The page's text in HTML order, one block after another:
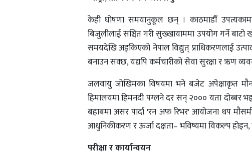
केही घोषणा समयानुकूल छन् । काठमाडौँ उपत्यकामा
बिजुलीलाई सञ्चित गरी सुख्खायाममा उपयोग गर्ने बाटो
समयदेखि अड्किएको नेपाल विद्युत् प्राधिकरणलाई
बनाउन सक्छ, यद्यपि कर्मचारीको सेवा सुरक्षा र ऋण
जलवायु जोखिमका विषयमा भने बजेट अपेक्षाकृत
हिमालयमा हिमनदी पग्लने दर सन् २००० यता दोब्बर
बहाबमा असर पार्दा 'रन अफ रिभर' आयोजना थप
आधुनिकीकरण र ऊर्जा दक्षता– भविष्यमा विकल्प होइन,
परीक्षा र कार्यान्वयन